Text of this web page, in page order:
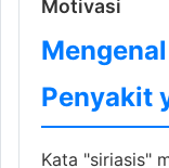
Motivasi
Penyakit
Kata "siriasis"